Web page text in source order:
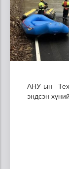
АНУ-ын
эндсэн